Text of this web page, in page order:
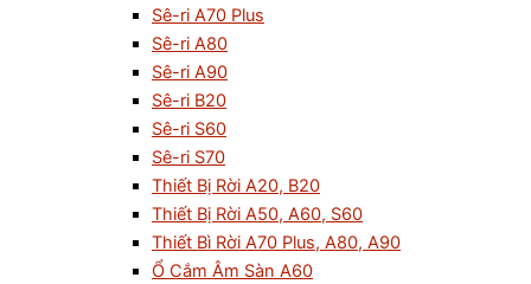
Sê-ri A70 Plus
Sê-ri A80
Sê-ri A90
Sê-ri B20
Sê-ri S60
Sê-ri S70
Thiết Bị Rời A20, B20
Thiết Bị Rời A50, A60, S60
Thiết Bì Rời A70 Plus, A80, A90
Ổ Cắm Âm Sàn A60